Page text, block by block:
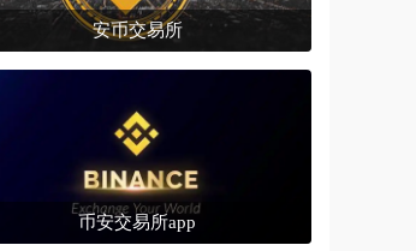
安币交易所
币安交易所app